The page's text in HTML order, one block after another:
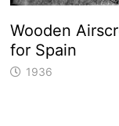
Wooden
for Spain
1936